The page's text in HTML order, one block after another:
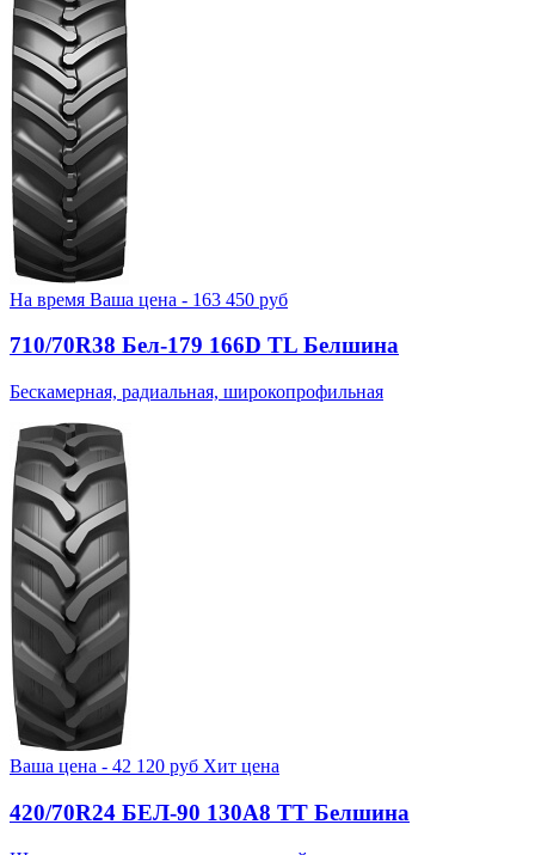
На время Ваша цена - 163 450 руб
710/70R38 Бел-179 166D TL Белшина
Бескамерная, радиальная, широкопрофильная
Ваша цена - 42 120 руб Хит цена
420/70R24 БЕЛ-90 130А8 TT Белшина